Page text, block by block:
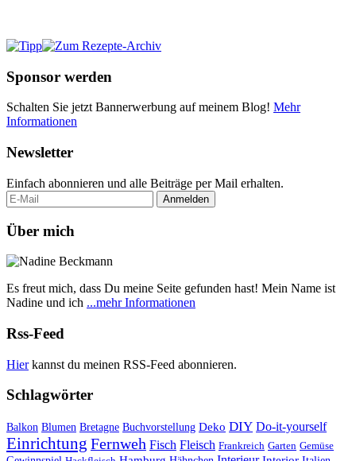
Sponsor werden
Schalten Sie jetzt Bannerwerbung auf meinem Blog! Mehr
Informationen
Newsletter
Einfach abonnieren und alle Beiträge per Mail erhalten.
Über mich
Es freut mich, dass Du meine Seite gefunden hast! Mein Name ist
Nadine und ich ...mehr Informationen
Rss-Feed
Hierkannst du meinen RSS-Feed abonnieren.
Schlagwörter
Balkon Blumen Bretagne Buchvorstellung Deko DIY Do-it-yourself
Einrichtung Fernweh Fisch Fleisch Frankreich Garten Gemüse